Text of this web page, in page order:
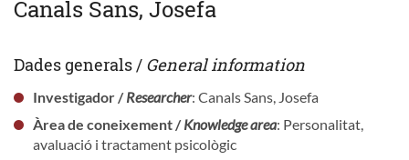
Canals Sans, Josefa
Dades generals / General information
Investigador /Researcher: Canals Sans, Josefa
Àrea de coneixement /Knowledge area: Personalitat,
avaluació i tractament psicològic